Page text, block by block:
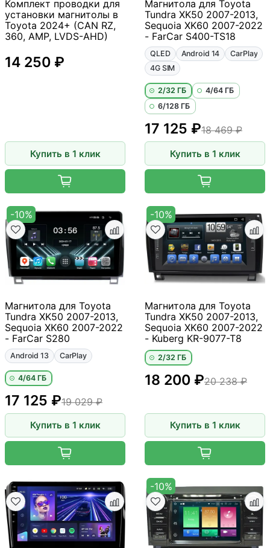
Комплект проводки для
установки магнитолы в
Toyota 2024+ (CAN RZ,
360, AMP, LVDS-AHD)
14 250 ₽
Купить в 1 клик
Магнитола для Toyota
Tundra XK50 2007-2013,
Sequoia XK60 2007-2022
- FarCar S400-TS18
QLED Android 14
CarPlay
4G SIM
2/32 ГБ
4/64 ГБ
6/128 ГБ
17 125 ₽18 469 ₽
Купить в 1 клик
-10%
Магнитола для Toyota
Tundra XK50 2007-2013,
Sequoia XK60 2007-2022
- FarCar S280
Android 13 CarPlay
4/64 ГБ
19 029 ₽
17 125 ₽
Купить в 1 клик
-10%
Магнитола для Toyota
Tundra XK50 2007-2013,
Sequoia XK60 2007-2022
- Kuberg KR-9077-T8
2/32 ГБ
20 238 ₽
18 200 ₽
Купить в 1 клик
-10%